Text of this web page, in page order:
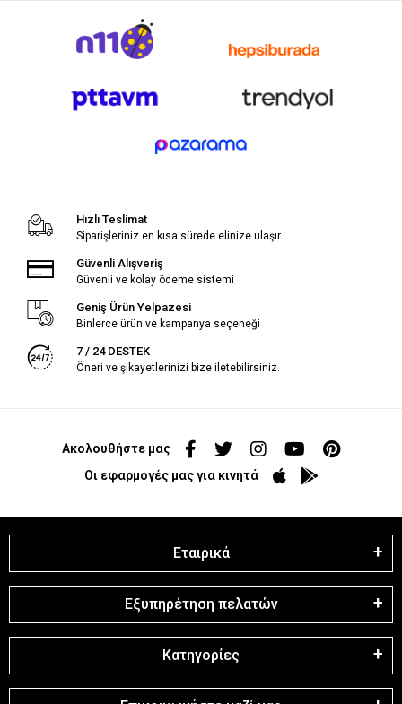
Hızlı Teslimat
Siparişleriniz en kısa sürede elinize ulaşır.
Güvenli Alışveriş
Güvenli ve kolay ödeme sistemi
Geniş Ürün Yelpazesi
Binlerce ürün ve kampanya seçeneği
7 / 24 DESTEK
Öneri ve şikayetlerinizi bize iletebilirsiniz.
Ακολουθήστε μας
Οι εφαρμογές μας για κινητά
Εταιρικά
Εξυπηρέτηση πελατών
Κατηγορίες